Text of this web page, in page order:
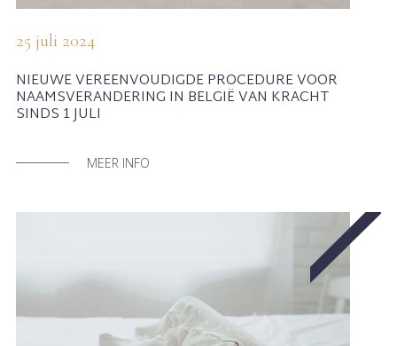
25 juli 2024
NIEUWE VEREENVOUDIGDE PROCEDURE VOOR
NAAMSVERANDERING IN BELGIË VAN KRACHT
SINDS 1 JULI
MEER INFO